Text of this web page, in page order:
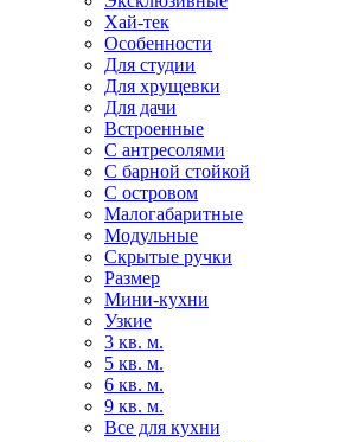
Хай-тек
Особенности
Для студии
Для хрущевки
Для дачи
Встроенные
С антресолями
С барной стойкой
С островом
Малогабаритные
Модульные
Скрытые ручки
Размер
Мини-кухни
Узкие
3 кв. м.
5 кв. м.
6 кв. м.
9 кв. м.
Все для кухни